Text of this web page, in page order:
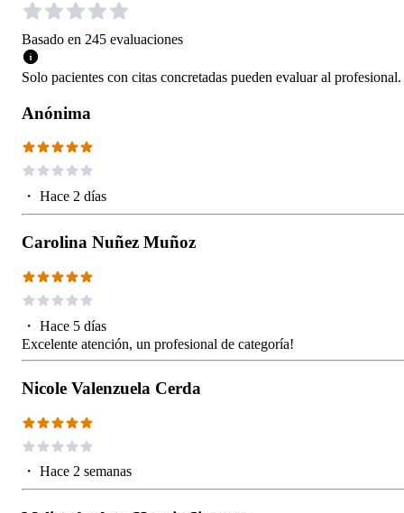
Basado en 245 evaluaciones
Solo pacientes con citas concretadas pueden evaluar al profesional.
Anónima
・ Hace 2 días
Carolina Nuñez Muñoz
・ Hace 5 días
Excelente atención, un profesional de categoría!
Nicole Valenzuela Cerda
・ Hace 2 semanas